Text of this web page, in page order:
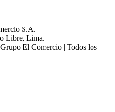
S.A.
Libre, Lima.
El Comercio | Todos los